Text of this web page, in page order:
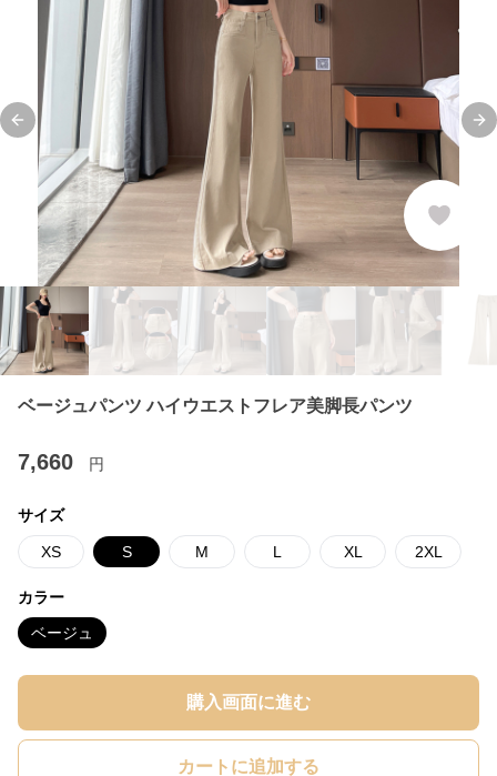
Previous slide
ベージュパンツ ハイウエストフレア美脚長パンツ
7,660 円
サイズ
XS S M L XL 2XL
カラー
ベージュ
購入画面に進む
カートに追加する